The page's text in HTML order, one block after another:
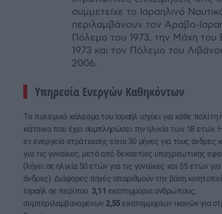
συμμετείχε το Ισραηλινό
περιλαμβάνουν τον Αραβο-
Πόλεμο του 1973, την Μάχη του
1973 και τον Πόλεμο του
2006.
Υπηρεσία Ενεργών Καθηκόντων
Το πολεμικό κάλεσμα του Ισραήλ ισχύει για κάθε πολίτη
κάτοικο που έχει συμπληρώσει την ηλικία των 18 ετών.
εν ενεργεία στράτευσης είναι 30 μήνες για τους άνδρες
για τις γυναίκες, μετά από δεκαετίες υποχρεωτικής
(λήγει σε ηλικία 50 ετών για τις γυναίκες και 55 ετών
άνδρες). Διάφορες πηγές απαριθμούν την βάση
Ισραήλ σε περίπου 3,11 εκατομμύρια ανθρώπους,
συμπεριλαμβανομένων 2,55 εκατομμυρίων ικανών για